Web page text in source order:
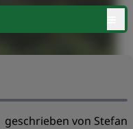
geschrieben von Stefan